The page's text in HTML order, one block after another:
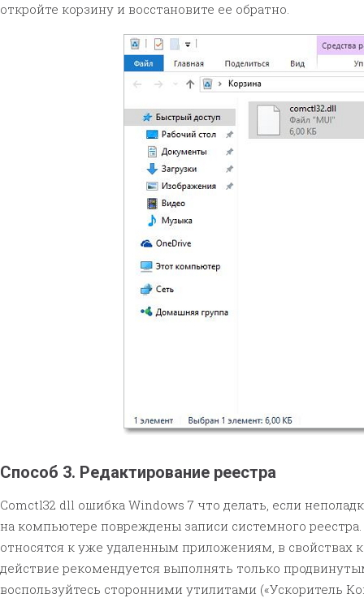
откройте корзину и восстановите ее обратно.
Способ 3. Редактирование реестра
Comctl32 dll ошибка Windows 7 что делать, если
на компьютере повреждены записи системного
относятся к уже удаленным приложениям, в свойствах
действие рекомендуется выполнять только
воспользуйтесь сторонними утилитами («Ускоритель